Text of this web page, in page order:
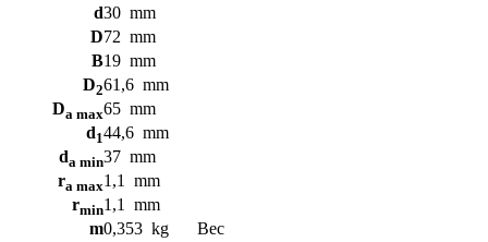
d30 mm
D72 mm
B19 mm
D261,6 mm
Da max65 mm
d144,6 mm
da min37 mm
ra max1,1
mm
rmin1,1
mm
m0,353 kg
Вес